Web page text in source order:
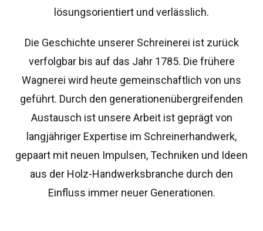
lösungsorientiert und verlässlich.
Die Geschichte unserer Schreinerei ist zurück
verfolgbar bis auf das Jahr 1785. Die frühere
Wagnerei wird heute gemeinschaftlich von uns
geführt. Durch den generationenübergreifenden
Austausch ist unsere Arbeit ist geprägt von
langjähriger Expertise im Schreinerhandwerk,
gepaart mit neuen Impulsen, Techniken und Ideen
aus der Holz-Handwerksbranche durch den
Einfluss immer neuer Generationen.